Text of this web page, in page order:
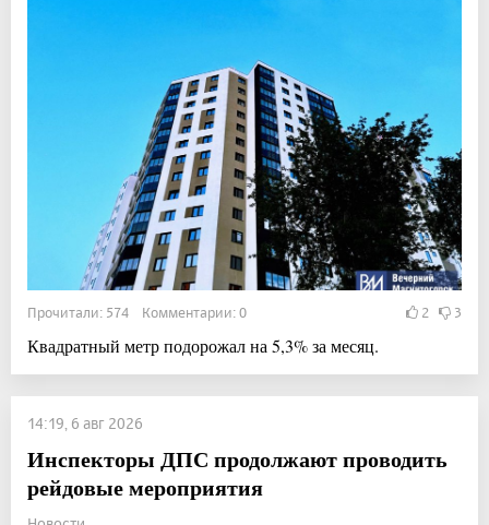
Прочитали: 574 Комментарии: 0 2 3
Квадратный метр подорожал на 5,3% за месяц.
14:19, 6 авг 2026
Инспекторы ДПС продолжают проводить
рейдовые мероприятия